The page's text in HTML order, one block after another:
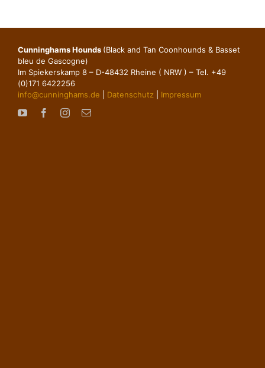
Cunninghams Hounds (Black and Tan Coonhounds & Basset
bleu de Gascogne)
Im Spiekerskamp 8 – D-48432 Rheine ( NRW ) – Tel. +49
(0)171 6422256
info@cunninghams.de
Datenschutz Impressum